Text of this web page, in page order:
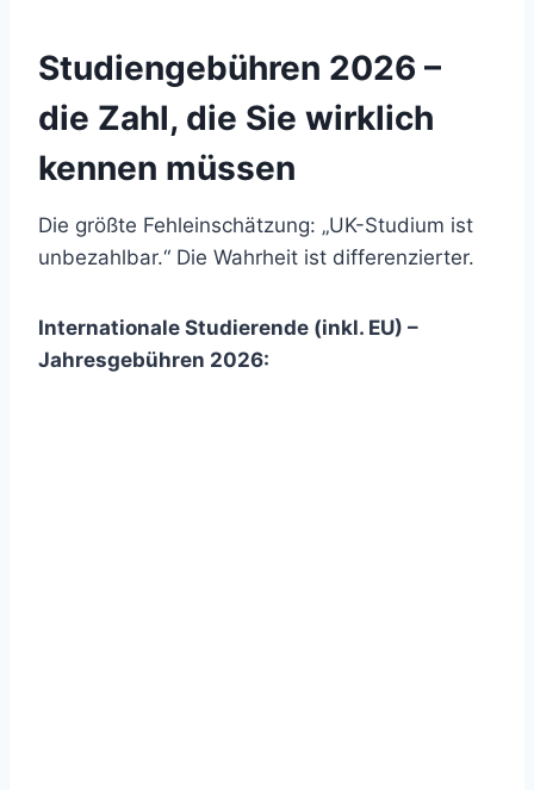
Studiengebühren 2026 –
die Zahl, die Sie wirklich
kennen müssen
Die größte Fehleinschätzung: „UK-Studium ist
unbezahlbar.“ Die Wahrheit ist differenzierter.
Internationale Studierende (inkl. EU) –
Jahresgebühren 2026: